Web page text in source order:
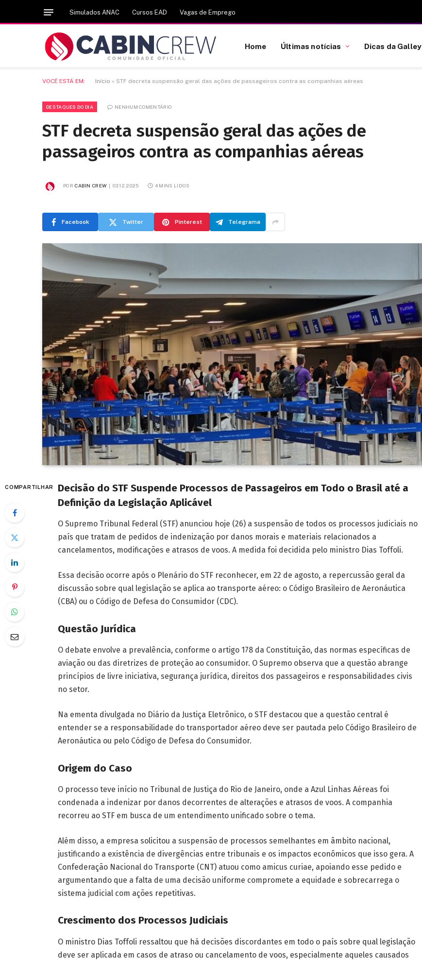
Simulados ANAC Cursos EAD Vagas de Emprego
Home Últimas notícias Dicas da Galley
VOCÊ ESTÁ EM: Início » STF decreta suspensão geral das ações de passageiros contra as companhias aéreas
DESTAQUES DO DIA NENHUM COMENTÁRIO
STF decreta suspensão geral das ações de
passageiros contra as companhias aéreas
POR CABIN CREW 03.12.2025 4 MINS LIDOS
Facebook Twitter Pinterest Telegrama
COMPARTILHAR
Decisão do STF Suspende Processos de Passageiros em Todo o Brasil até a
Definição da Legislação Aplicável
O Supremo Tribunal Federal (STF) anunciou hoje (26) a suspensão de todos os processos judiciais no
país que tratam de pedidos de indenização por danos morais e materiais relacionados a
cancelamentos, modificações e atrasos de voos. A medida foi decidida pelo ministro Dias Toffoli.
Essa decisão ocorre após o Plenário do STF reconhecer, em 22 de agosto, a repercussão geral da
discussão sobre qual legislação se aplica ao transporte aéreo: o Código Brasileiro de Aeronáutica
(CBA) ou o Código de Defesa do Consumidor (CDC).
Questão Jurídica
O debate envolve a prevalência, conforme o artigo 178 da Constituição, das normas específicas de
aviação ou das diretrizes de proteção ao consumidor. O Supremo observa que a questão abrange
princípios de livre iniciativa, segurança jurídica, direitos dos passageiros e responsabilidades civis
no setor.
Na ementa divulgada no Diário da Justiça Eletrônico, o STF destacou que a questão central é
entender se a responsabilidade do transportador aéreo deve ser pautada pelo Código Brasileiro de
Aeronáutica ou pelo Código de Defesa do Consumidor.
Origem do Caso
O processo teve início no Tribunal de Justiça do Rio de Janeiro, onde a Azul Linhas Aéreas foi
condenada a indenizar por danos decorrentes de alterações e atrasos de voos. A companhia
recorreu ao STF em busca de um entendimento unificado sobre o tema.
Além disso, a empresa solicitou a suspensão de processos semelhantes em âmbito nacional,
justificando a existência de divergências entre tribunais e os impactos econômicos que isso gera. A
Confederação Nacional do Transporte (CNT) atuou como amicus curiae, apoiando esse pedido e
argumentando que a falta de uma decisão uniforme compromete a equidade e sobrecarrega o
sistema judicial com ações repetitivas.
Crescimento dos Processos Judiciais
O ministro Dias Toffoli ressaltou que há decisões discordantes em todo o país sobre qual legislação
deve ser aplicada em casos de atraso ou cancelamento de voos, especialmente aqueles causados